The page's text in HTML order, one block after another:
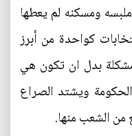
ومسكنه لم يعطها
كواحدة من أبرز
مشكلة بدل ان تكون هي
ويشتد الصراع
من الشعب منها.